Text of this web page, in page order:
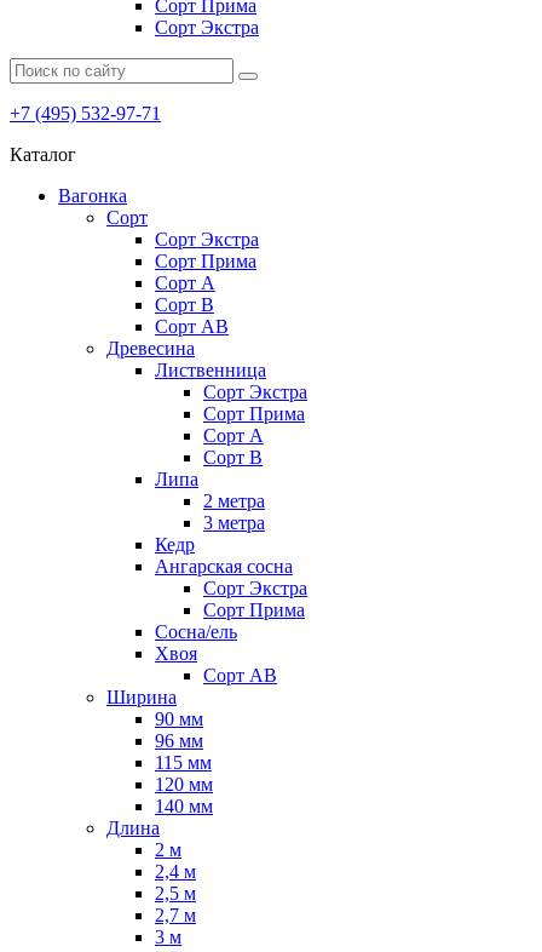
Сорт Прима
Сорт Экстра
+7 (495) 532-97-71
Каталог
Вагонка
Сорт
Сорт Экстра
Сорт Прима
Сорт A
Сорт В
Сорт AB
Древесина
Лиственница
Сорт Экстра
Сорт Прима
Сорт А
Сорт В
Липа
2 метра
3 метра
Кедр
Ангарская сосна
Cорт Экстра
Сорт Прима
Сосна/ель
Хвоя
Сорт AB
Ширина
90 мм
96 мм
115 мм
120 мм
140 мм
Длина
2 м
2,4 м
2,5 м
2,7 м
3 м